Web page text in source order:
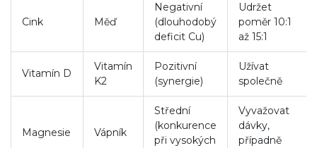
Cink Měď
Negativní
(dlouhodobý
deficit Cu)
Udržet
poměr 10:1
až 15:1
Vitamín D
Vitamín
K2
Pozitivní
(synergie)
Užívat
společně
Magnesie Vápník
Střední
(konkurence
při vysokých
Vyvažovat
dávky,
případně